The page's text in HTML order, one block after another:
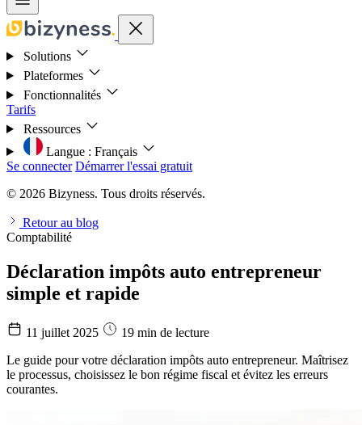
Solutions
Plateformes
Fonctionnalités
Tarifs
Ressources
Langue : Français
Se connecter Démarrer l'essai gratuit
© 2026 Bizyness. Tous droits réservés.
Retour au blog
Comptabilité
Déclaration impôts auto entrepreneur
simple et rapide
11 juillet 2025
19 min de lecture
Le guide pour votre déclaration impôts auto entrepreneur. Maîtrisez
le processus, choisissez le bon régime fiscal et évitez les erreurs
courantes.